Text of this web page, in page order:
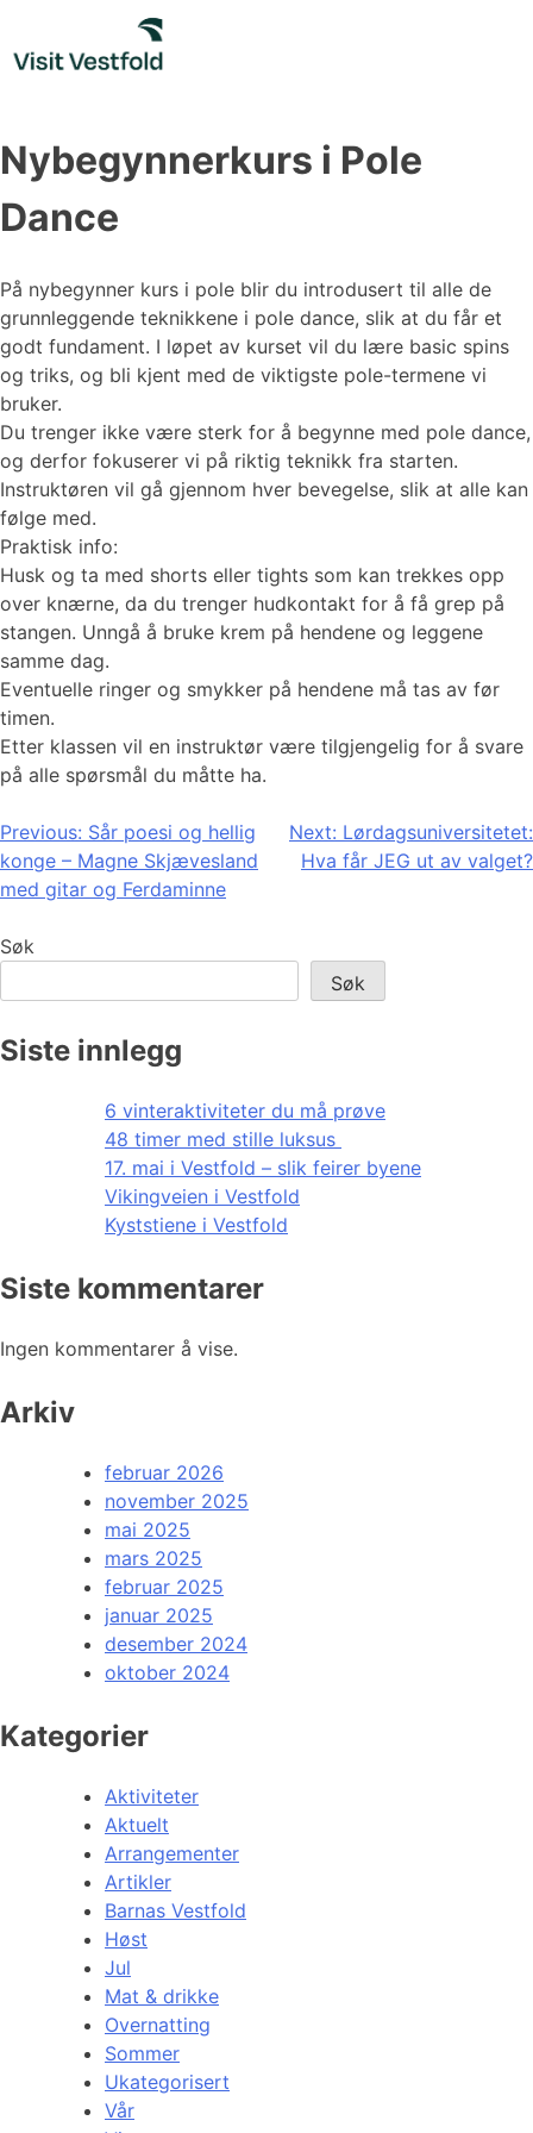
content
Nybegynnerkurs i Pole
Dance
På nybegynner kurs i pole blir du introdusert til alle de
grunnleggende teknikkene i pole dance, slik at du får et
godt fundament. I løpet av kurset vil du lære basic spins
og triks, og bli kjent med de viktigste pole-termene vi
bruker.
Du trenger ikke være sterk for å begynne med pole dance,
og derfor fokuserer vi på riktig teknikk fra starten.
Instruktøren vil gå gjennom hver bevegelse, slik at alle kan
følge med.
Praktisk info:
Husk og ta med shorts eller tights som kan trekkes opp
over knærne, da du trenger hudkontakt for å få grep på
stangen. Unngå å bruke krem på hendene og leggene
samme dag.
Eventuelle ringer og smykker på hendene må tas av før
timen.
Etter klassen vil en instruktør være tilgjengelig for å svare
på alle spørsmål du måtte ha.
Innleggsnavigasjon
Previous: Sår poesi og hellig
konge – Magne Skjævesland
med gitar og Ferdaminne
Next: Lørdagsuniversitetet:
Hva får JEG ut av valget?
Søk
Søk
Siste innlegg
6 vinteraktiviteter du må prøve
48 timer med stille luksus
17. mai i Vestfold – slik feirer byene
Vikingveien i Vestfold
Kyststiene i Vestfold
Siste kommentarer
Ingen kommentarer å vise.
Arkiv
februar 2026
november 2025
mai 2025
mars 2025
februar 2025
januar 2025
desember 2024
oktober 2024
Kategorier
Aktiviteter
Aktuelt
Arrangementer
Artikler
Barnas Vestfold
Høst
Jul
Mat & drikke
Overnatting
Sommer
Ukategorisert
Vår